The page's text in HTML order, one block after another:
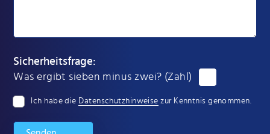
Sicherheitsfrage:
Was ergibt sieben minus zwei? (Zahl)
Ich habe die Datenschutzhinweise zur Kenntnis genommen.